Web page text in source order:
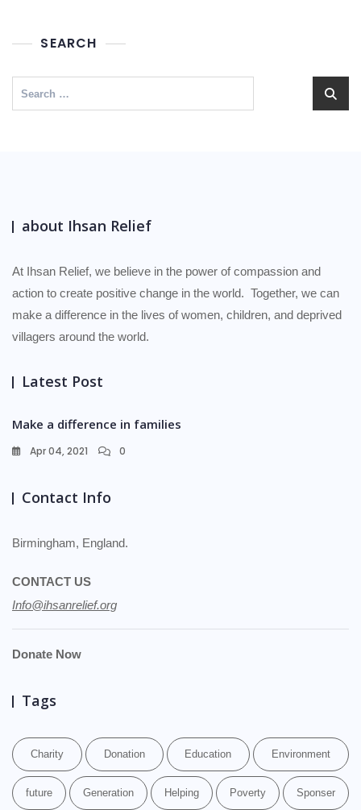
SEARCH
about Ihsan Relief
At Ihsan Relief, we believe in the power of compassion and
action to create positive change in the world. Together, we can
make a difference in the lives of women, children, and deprived
villagers around the world.
Latest Post
Make a difference in families
Apr 04, 2021 0
Contact Info
Birmingham, England.
CONTACT US
Info@ihsanrelief.org
Donate Now
Tags
Charity Donation Education Environment
future Generation Helping Poverty Sponser